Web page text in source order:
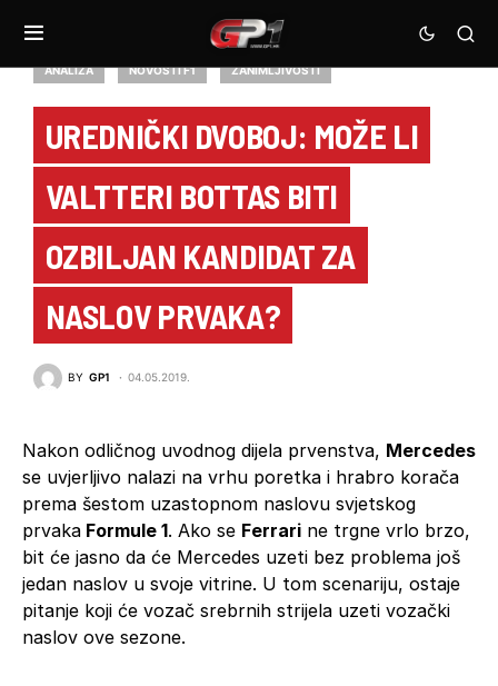
ANALIZA NOVOSTI F1 ZANIMLJIVOSTI
UREDNIČKI DVOBOJ: MOŽE LI
VALTTERI BOTTAS BITI
OZBILJAN KANDIDAT ZA
NASLOV PRVAKA?
BY GP1 04.05.2019.
Nakon odličnog uvodnog dijela prvenstva, Mercedes
se uvjerljivo nalazi na vrhu poretka i hrabro korača
prema šestom uzastopnom naslovu svjetskog
prvaka Formule 1. Ako se Ferrari ne trgne vrlo brzo,
bit će jasno da će Mercedes uzeti bez problema još
jedan naslov u svoje vitrine. U tom scenariju, ostaje
pitanje koji će vozač srebrnih strijela uzeti vozački
naslov ove sezone.